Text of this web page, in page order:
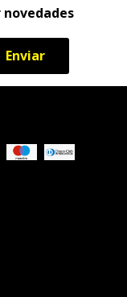
Enviar